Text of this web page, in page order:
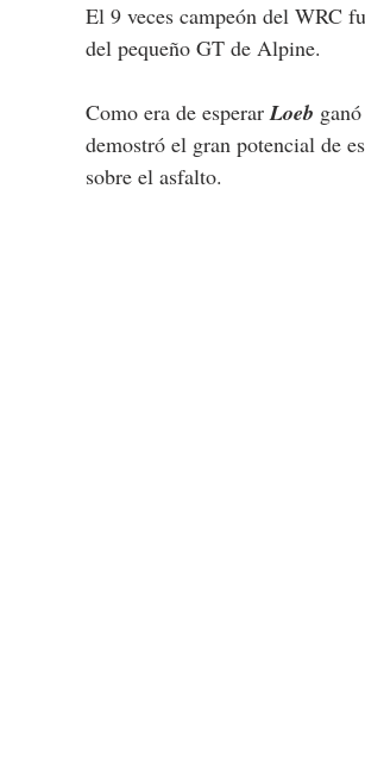
El 9 veces campeón del WRC
del pequeño GT de Alpine.
Como era de esperar Loeb
demostró el gran potencial de
sobre el asfalto.